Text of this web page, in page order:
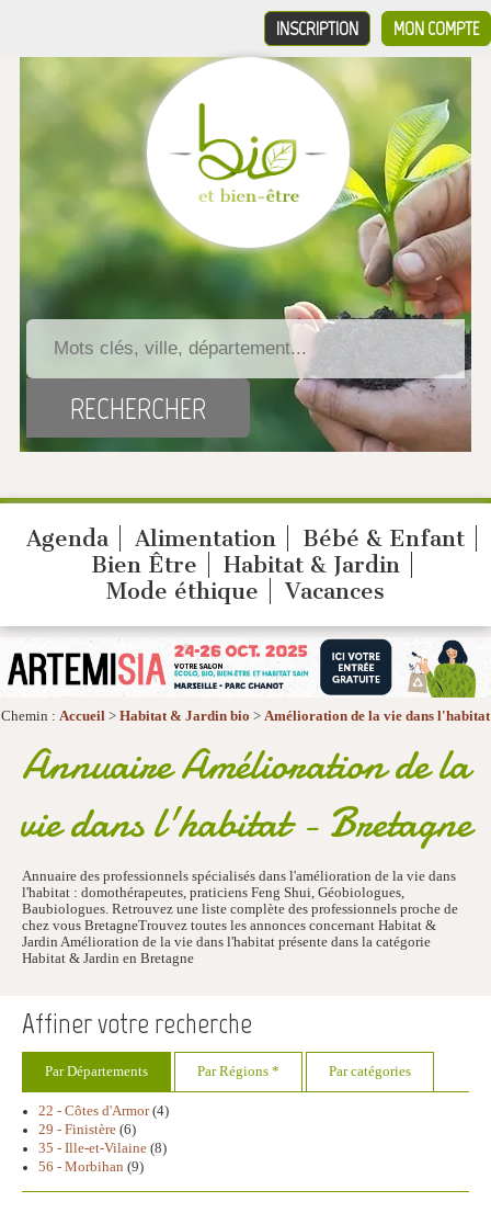
MON COMPTE
INSCRIPTION
Agenda Alimentation
Bébé & Enfant
Bien Être
Habitat & Jardin
Mode éthique
Vacances
Chemin : Accueil > Habitat & Jardin bio > Amélioration de la vie dans l'habitat
Annuaire Amélioration de la
vie dans l'habitat - Bretagne
Annuaire des professionnels spécialisés dans l'amélioration de la vie dans
l'habitat : domothérapeutes, praticiens Feng Shui, Géobiologues,
Baubiologues. Retrouvez une liste complète des professionnels proche de
chez vous BretagneTrouvez toutes les annonces concernant Habitat &
Jardin Amélioration de la vie dans l'habitat présente dans la catégorie
Habitat & Jardin en Bretagne
Affiner votre recherche
Par Départements Par Régions * Par catégories
22 - Côtes d'Armor(4)
29 - Finistère (6)
35 - Ille-et-Vilaine (8)
56 - Morbihan (9)